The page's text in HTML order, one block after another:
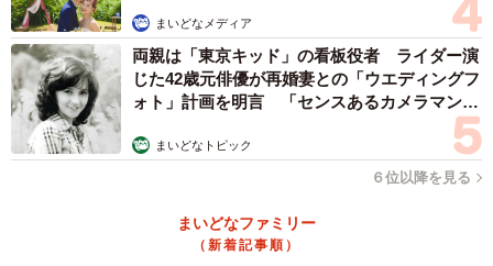
https://moria.blog.jp/まいどなメディア
両親は「東京キッド」の看板役者 ライダー演
じた42歳元俳優が再婚妻との「ウエディングフ
ォト」計画を明言 「センスあるカメラマン求
まいどなトピック
６位以降を見る
まいどなファミリー
（新着記事順）